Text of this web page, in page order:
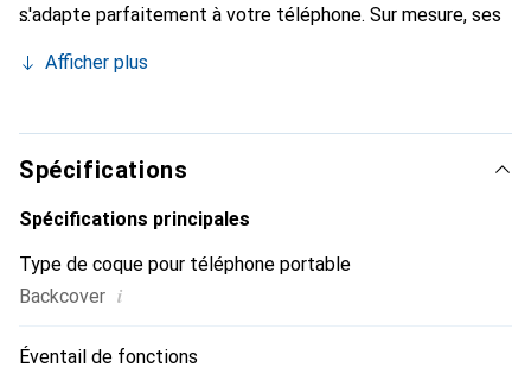
s'adapte parfaitement à votre téléphone. Sur mesure, ses
peau. Elle devient l'accessoire chic et indispensable pour
ses produits de haute qualité, la marque Noreve est un
choix fiable pour une clientèle exigeante.
Afficher plus
Spécifications
Spécifications principales
Type de coque pour téléphone portable
Backcover i
Éventail de fonctions